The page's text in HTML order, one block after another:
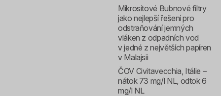
Mikrosítové Bubnové filtry
jako nejlepší řešení pro
odstraňování jemných
vláken z odpadních vod
v jedné z největších papíren
v Malajsii
ČOV Civitavecchia, Itálie –
nátok 73 mg/l NL, odtok 6
mg/l NL